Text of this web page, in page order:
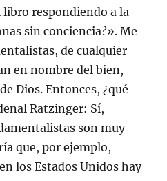
libro respondiendo a la
sin conciencia?». Me
de cualquier
en nombre del bien,
Dios. Entonces, ¿qué
Ratzinger: Sí,
son muy
que, por ejemplo,
los Estados Unidos hay